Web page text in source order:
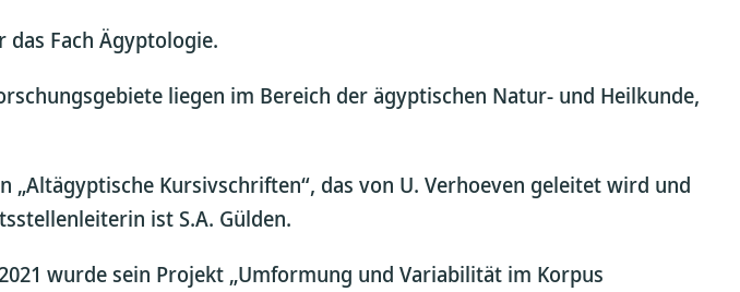
Fach Ägyptologie.
liegen im Bereich der ägyptischen Natur- und Heilkunde,
Kursivschriften“, das von U. Verhoeven geleitet wird und
ist S.A. Gülden.
wurde sein Projekt „Umformung und Variabilität im Korpus